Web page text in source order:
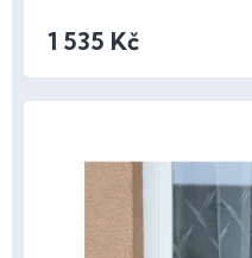
1 535 Kč